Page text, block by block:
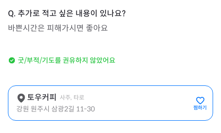
바쁜시간은 피해가시면 좋아요
굿/부적/기도를 권유하지 않았어요
토우커피 사주, 타로
강원 원주시 삼광2길 11-30 찜하기